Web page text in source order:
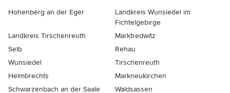
Hohenberg an der Eger
Landkreis Wunsiedel im
Fichtelgebirge
Landkreis Tirschenreuth
Marktredwitz
Selb
Rehau
Wunsiedel
Tirschenreuth
Helmbrechts
Markneukirchen
Schwarzenbach an der Saale
Waldsassen